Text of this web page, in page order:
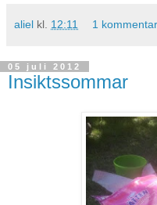
aliel kl. 12:11 1
05 juli 2012
Insiktssommar